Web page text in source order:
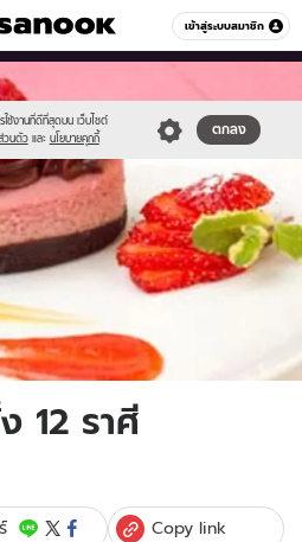
เข้าสู่ระบบสมาชิก
หมวดอื่นๆ
ใช้งานที่ดีที่สุดบน เว็บไซต์
วนตัว และ นโยบายคุกกี้
ตกลง
m-
12 ราศี
Copy link